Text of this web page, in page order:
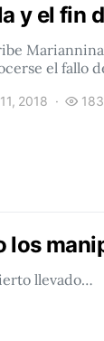
y el fin
el fallo
2018
los
llevado…